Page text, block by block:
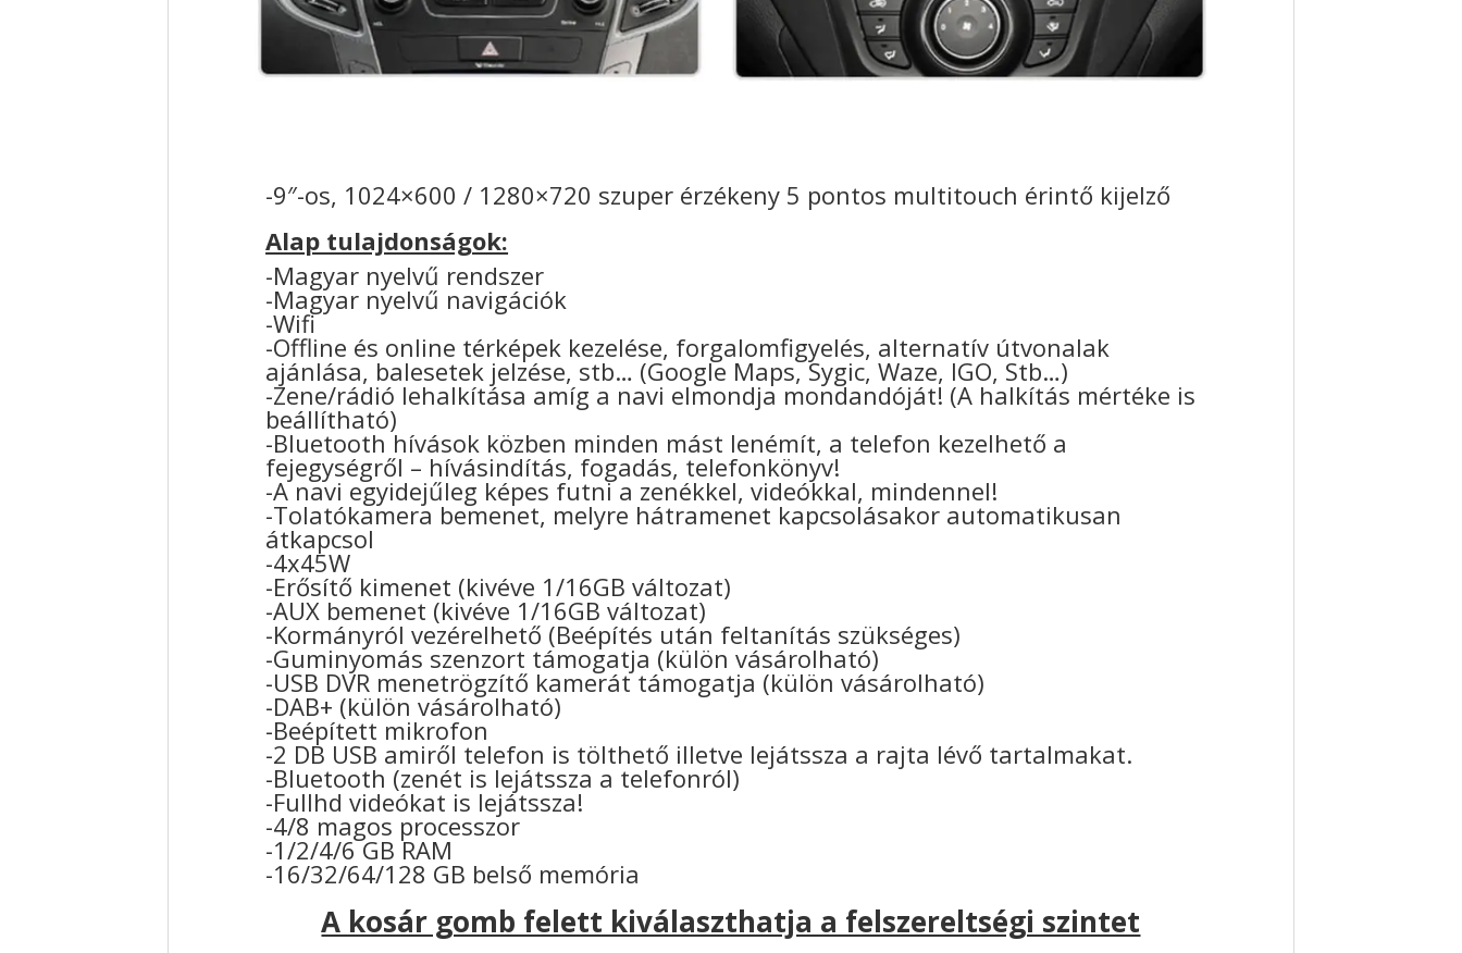
-9″-os, 1024×600 / 1280×720 szuper érzékeny 5 pontos multitouch érintő kijelző
Alap tulajdonságok:
-Magyar nyelvű rendszer
-Magyar nyelvű navigációk
-Wifi
-Offline és online térképek kezelése, forgalomfigyelés, alternatív útvonalak
ajánlása, balesetek jelzése, stb… (Google Maps, Sygic, Waze, IGO, Stb…)
-Zene/rádió lehalkítása amíg a navi elmondja mondandóját! (A halkítás mértéke is
beállítható)
-Bluetooth hívások közben minden mást lenémít, a telefon kezelhető a
fejegységről – hívásindítás, fogadás, telefonkönyv!
-A navi egyidejűleg képes futni a zenékkel, videókkal, mindennel!
-Tolatókamera bemenet, melyre hátramenet kapcsolásakor automatikusan
átkapcsol
-4x45W
-Erősítő kimenet (kivéve 1/16GB változat)
-AUX bemenet (kivéve 1/16GB változat)
-Kormányról vezérelhető (Beépítés után feltanítás szükséges)
-Guminyomás szenzort támogatja (külön vásárolható)
-USB DVR menetrögzítő kamerát támogatja (külön vásárolható)
-DAB+ (külön vásárolható)
-Beépített mikrofon
-2 DB USB amiről telefon is tölthető illetve lejátssza a rajta lévő tartalmakat.
-Bluetooth (zenét is lejátssza a telefonról)
-Fullhd videókat is lejátssza!
-4/8 magos processzor
-1/2/4/6 GB RAM
-16/32/64/128 GB belső memória
A kosár gomb felett kiválaszthatja a felszereltségi szintet